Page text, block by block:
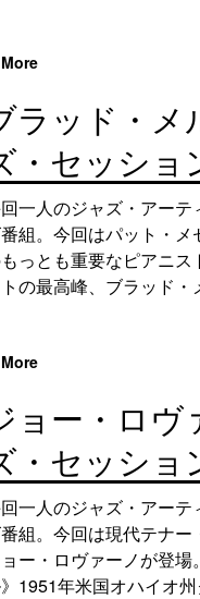
More
ラッド・メ
・セッショ
一人のジャズ・アー
組。今回はパット・
っとも重要なピアニ
の最高峰、ブラッド
More
ョー・ロヴ
・セッショ
一人のジャズ・アー
組。今回は現代テナ
ー・ロヴァーノが登
1951年米国オハイオ